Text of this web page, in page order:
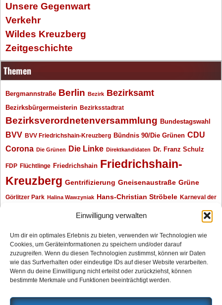
Einwilligung verwalten
Um dir ein optimales Erlebnis zu bieten, verwenden wir Technologien wie
Cookies, um Geräteinformationen zu speichern und/oder darauf
zuzugreifen. Wenn du diesen Technologien zustimmst, können wir Daten
wie das Surfverhalten oder eindeutige IDs auf dieser Website verarbeiten.
Wenn du deine Einwilligung nicht erteilst oder zurückziehst, können
bestimmte Merkmale und Funktionen beeinträchtigt werden.
Unsere Gegenwart
Verkehr
Wildes Kreuzberg
Zeitgeschichte
Themen
Bergmannstraße Berlin Bezirk Bezirksamt
Bezirksbürgermeisterin Bezirksstadtrat
Bezirksverordnetenversammlung Bundestagswahl
BVV BVV Friedrichshain-Kreuzberg Bündnis 90/Die Grünen CDU
Corona Die Grünen Die Linke Direktkandidaten Dr. Franz Schulz
FDP Flüchtlinge Friedrichshain Friedrichshain-
Kreuzberg Gentrifizierung Gneisenaustraße Grüne
Görlitzer Park Halina Wawzyniak Hans-Christian Ströbele Karneval der
Klaus Wowereit
Neukölln Oliver Nöll Oranienplatz Piraten Piratenpartei Polizeimeldungen
Redaktionsgespräch Senat SPD
Archiv
Archiv